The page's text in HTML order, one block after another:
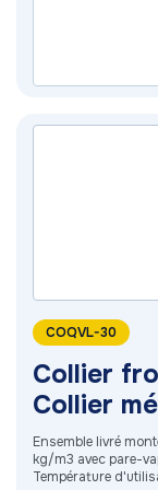
COQVL-30
Collier
Collier
Ensemble livré
kg/m3 avec pare-
Température